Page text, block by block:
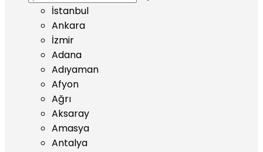
İstanbul
Ankara
İzmir
Adana
Adıyaman
Afyon
Ağrı
Aksaray
Amasya
Antalya